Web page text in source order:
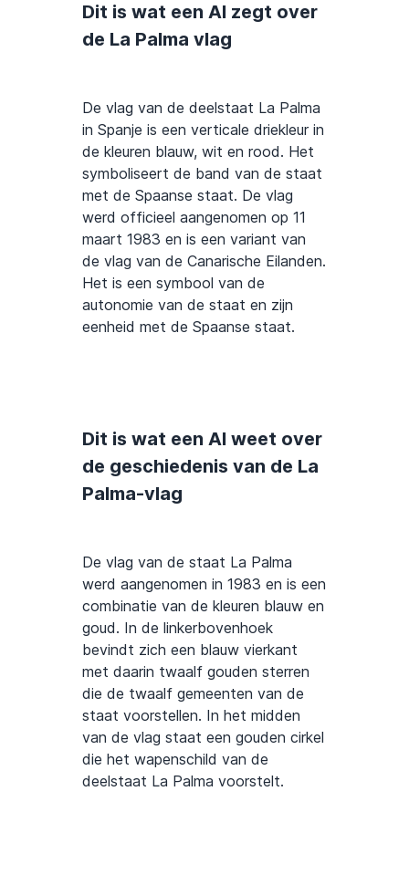
Dit is wat een AI zegt over
de La Palma vlag
De vlag van de deelstaat La Palma
in Spanje is een verticale driekleur in
de kleuren blauw, wit en rood. Het
symboliseert de band van de staat
met de Spaanse staat. De vlag
werd officieel aangenomen op 11
maart 1983 en is een variant van
de vlag van de Canarische Eilanden.
Het is een symbool van de
autonomie van de staat en zijn
eenheid met de Spaanse staat.
Dit is wat een AI weet over
de geschiedenis van de La
Palma-vlag
De vlag van de staat La Palma
werd aangenomen in 1983 en is een
combinatie van de kleuren blauw en
goud. In de linkerbovenhoek
bevindt zich een blauw vierkant
met daarin twaalf gouden sterren
die de twaalf gemeenten van de
staat voorstellen. In het midden
van de vlag staat een gouden cirkel
die het wapenschild van de
deelstaat La Palma voorstelt.